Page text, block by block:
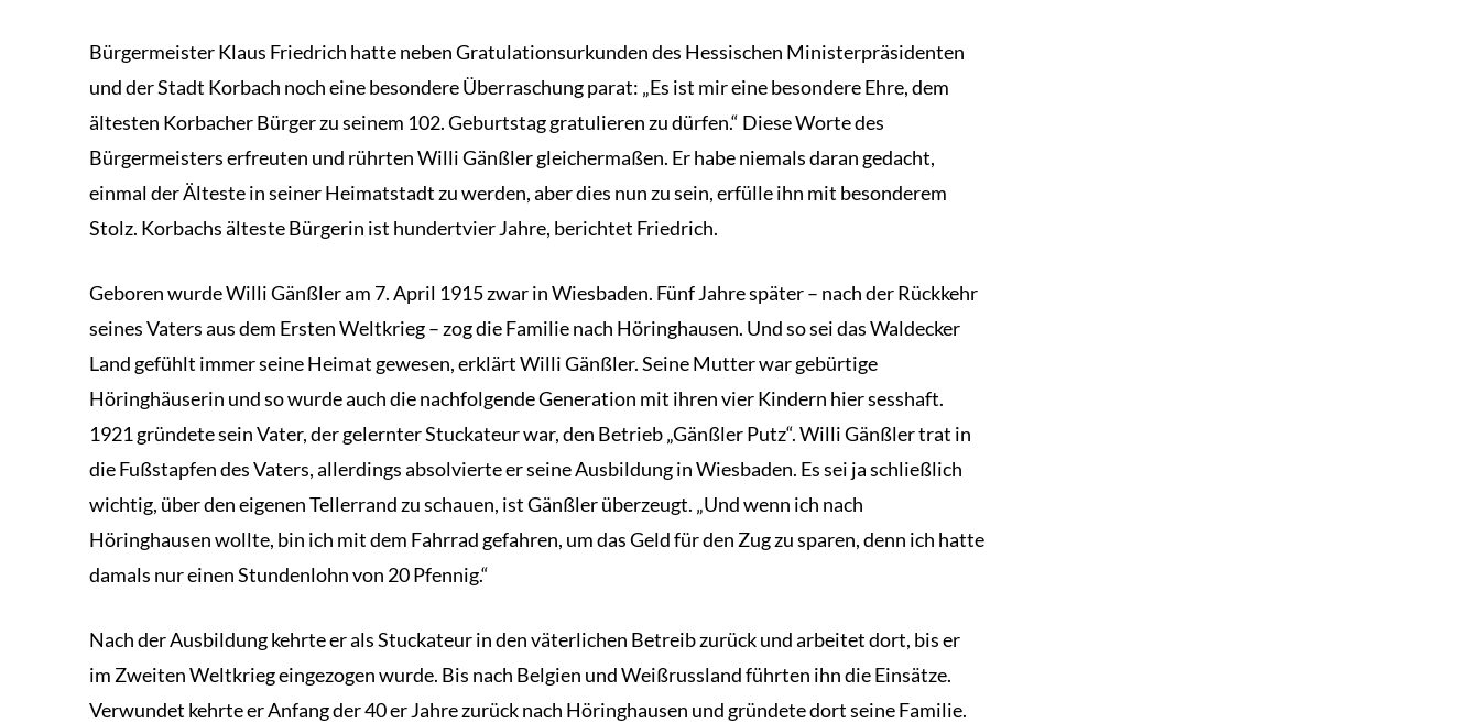
Bürgermeister Klaus Friedrich hatte neben Gratulationsurkunden des Hessischen Ministerpräsidenten
und der Stadt Korbach noch eine besondere Überraschung parat: „Es ist mir eine besondere Ehre, dem
ältesten Korbacher Bürger zu seinem 102. Geburtstag gratulieren zu dürfen.“ Diese Worte des
Bürgermeisters erfreuten und rührten Willi Gänßler gleichermaßen. Er habe niemals daran gedacht,
einmal der Älteste in seiner Heimatstadt zu werden, aber dies nun zu sein, erfülle ihn mit besonderem
Stolz. Korbachs älteste Bürgerin ist hundertvier Jahre, berichtet Friedrich.
Geboren wurde Willi Gänßler am 7. April 1915 zwar in Wiesbaden. Fünf Jahre später – nach der Rückkehr
seines Vaters aus dem Ersten Weltkrieg – zog die Familie nach Höringhausen. Und so sei das Waldecker
Land gefühlt immer seine Heimat gewesen, erklärt Willi Gänßler. Seine Mutter war gebürtige
Höringhäuserin und so wurde auch die nachfolgende Generation mit ihren vier Kindern hier sesshaft.
1921 gründete sein Vater, der gelernter Stuckateur war, den Betrieb „Gänßler Putz“. Willi Gänßler trat in
die Fußstapfen des Vaters, allerdings absolvierte er seine Ausbildung in Wiesbaden. Es sei ja schließlich
wichtig, über den eigenen Tellerrand zu schauen, ist Gänßler überzeugt. „Und wenn ich nach
Höringhausen wollte, bin ich mit dem Fahrrad gefahren, um das Geld für den Zug zu sparen, denn ich hatte
damals nur einen Stundenlohn von 20 Pfennig.“
Nach der Ausbildung kehrte er als Stuckateur in den väterlichen Betreib zurück und arbeitet dort, bis er
im Zweiten Weltkrieg eingezogen wurde. Bis nach Belgien und Weißrussland führten ihn die Einsätze.
Verwundet kehrte er Anfang der 40 er Jahre zurück nach Höringhausen und gründete dort seine Familie.